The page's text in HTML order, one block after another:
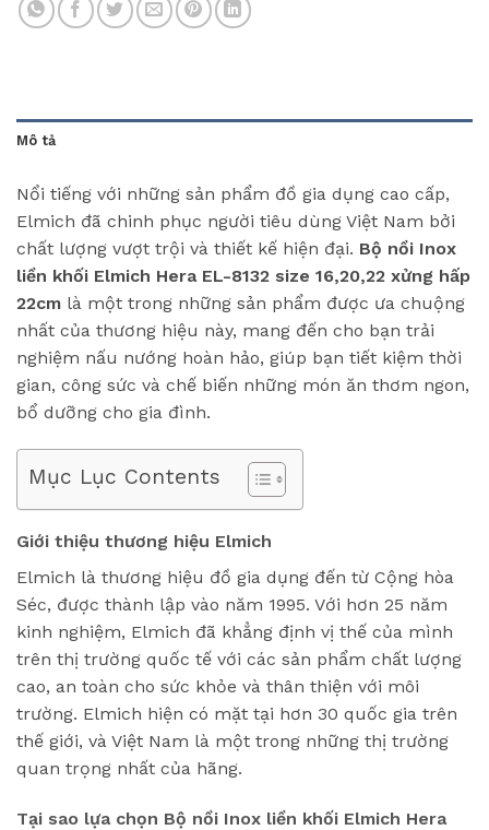
Mô tả
Nổi tiếng với những sản phẩm đồ gia dụng cao cấp,
Elmich đã chinh phục người tiêu dùng Việt Nam bởi
chất lượng vượt trội và thiết kế hiện đại. Bộ nồi Inox
liền khối Elmich Hera EL-8132 size 16,20,22 xửng hấp
22cm là một trong những sản phẩm được ưa chuộng
nhất của thương hiệu này, mang đến cho bạn trải
nghiệm nấu nướng hoàn hảo, giúp bạn tiết kiệm thời
gian, công sức và chế biến những món ăn thơm ngon,
bổ dưỡng cho gia đình.
Mục Lục Contents
Giới thiệu thương hiệu Elmich
Elmich là thương hiệu đồ gia dụng đến từ Cộng hòa
Séc, được thành lập vào năm 1995. Với hơn 25 năm
kinh nghiệm, Elmich đã khẳng định vị thế của mình
trên thị trường quốc tế với các sản phẩm chất lượng
cao, an toàn cho sức khỏe và thân thiện với môi
trường. Elmich hiện có mặt tại hơn 30 quốc gia trên
thế giới, và Việt Nam là một trong những thị trường
quan trọng nhất của hãng.
Tại sao lựa chọn Bộ nồi Inox liền khối Elmich Hera